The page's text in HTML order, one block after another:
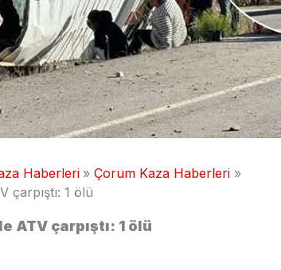
Haberleri
Çorum Kaza Haberleri
çarpıştı: 1 ölü
ATV çarpıştı: 1 ölü